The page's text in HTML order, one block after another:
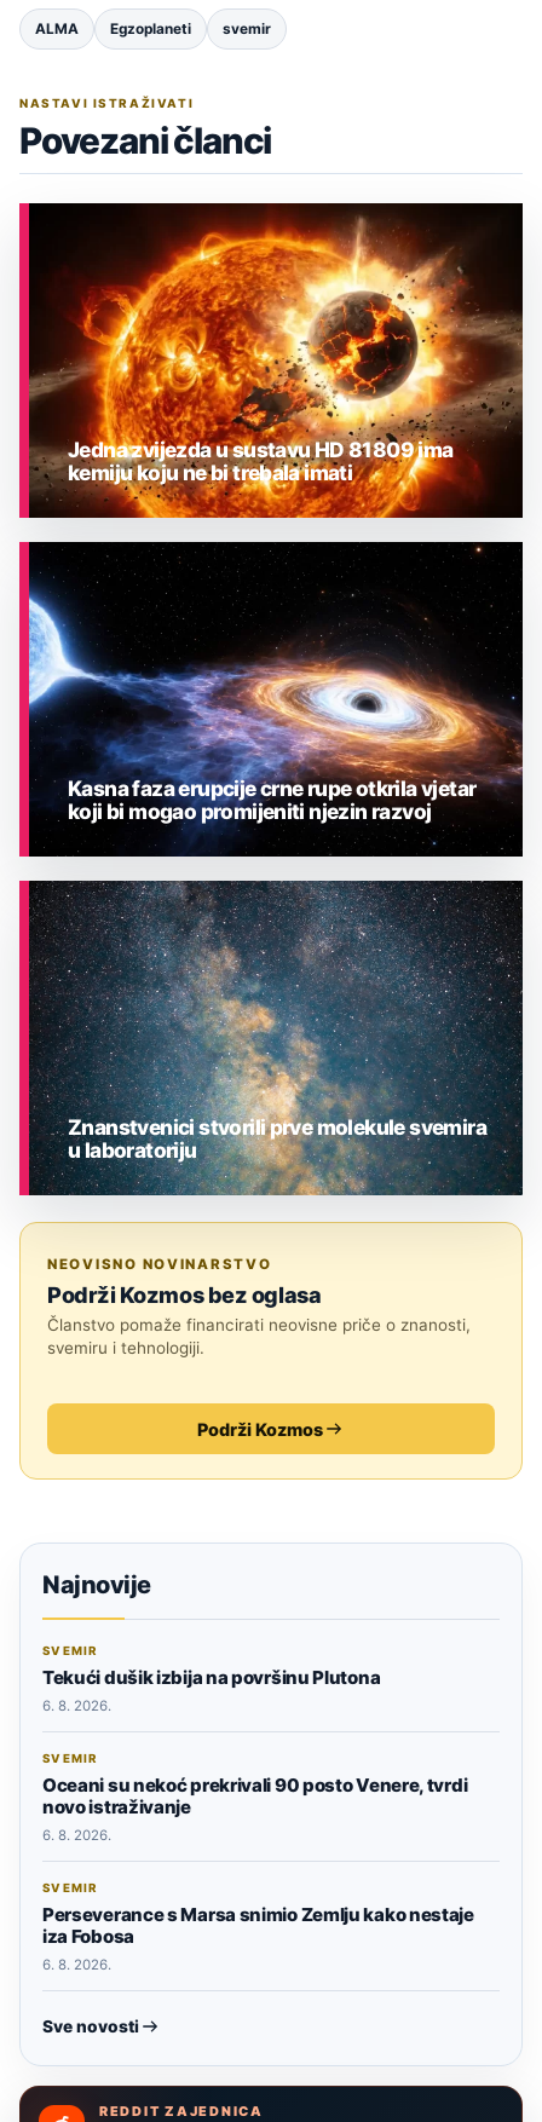
ALMA Egzoplaneti svemir
NASTAVI ISTRAŽIVATI
Povezani članci
ASTRONOMIJA
Jedna zvijezda u sustavu HD 81809 ima
kemiju koju ne bi trebala imati
ASTRONOMIJA
Kasna faza erupcije crne rupe otkrila vjetar
koji bi mogao promijeniti njezin razvoj
Znanstvenici stvorili prve molekule svemira
u laboratoriju
NEOVISNO NOVINARSTVO
Podrži Kozmos bez oglasa
Članstvo pomaže financirati neovisne priče o znanosti,
svemiru i tehnologiji.
Podrži Kozmos
Najnovije
SVEMIR
Tekući dušik izbija na površinu Plutona
6. 8. 2026.
SVEMIR
Oceani su nekoć prekrivali 90 posto Venere, tvrdi
novo istraživanje
6. 8. 2026.
SVEMIR
Perseverance s Marsa snimio Zemlju kako nestaje
iza Fobosa
6. 8. 2026.
Sve novosti
REDDIT ZAJEDNICA